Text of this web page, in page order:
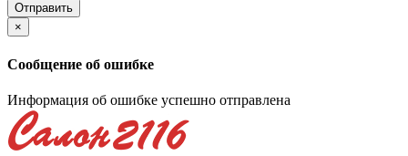
×
Сообщение об ошибке
Информация об ошибке успешно отправлена